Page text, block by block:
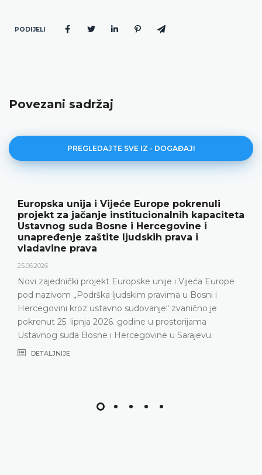
PODIJELI
Povezani sadržaj
PREGLEDAJTE SVE IZ - DOGAĐAJI
Europska unija i Vijeće Europe pokrenuli
projekt za jačanje institucionalnih kapaciteta
Ustavnog suda Bosne i Hercegovine i
unapređenje zaštite ljudskih prava i
vladavine prava
25.06.2026.
Novi zajednički projekt Europske unije i Vijeća Europe
pod nazivom „Podrška ljudskim pravima u Bosni i
Hercegovini kroz ustavno sudovanje“ zvanično je
pokrenut 25. lipnja 2026. godine u prostorijama
Ustavnog suda Bosne i Hercegovine u Sarajevu.
DETALJNIJE